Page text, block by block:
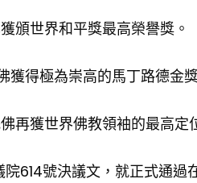
頒世界和平獎最高榮譽獎。
獲得極為崇高的馬丁路德金
再獲世界佛教領袖的最高定
614號決議文，就正式通